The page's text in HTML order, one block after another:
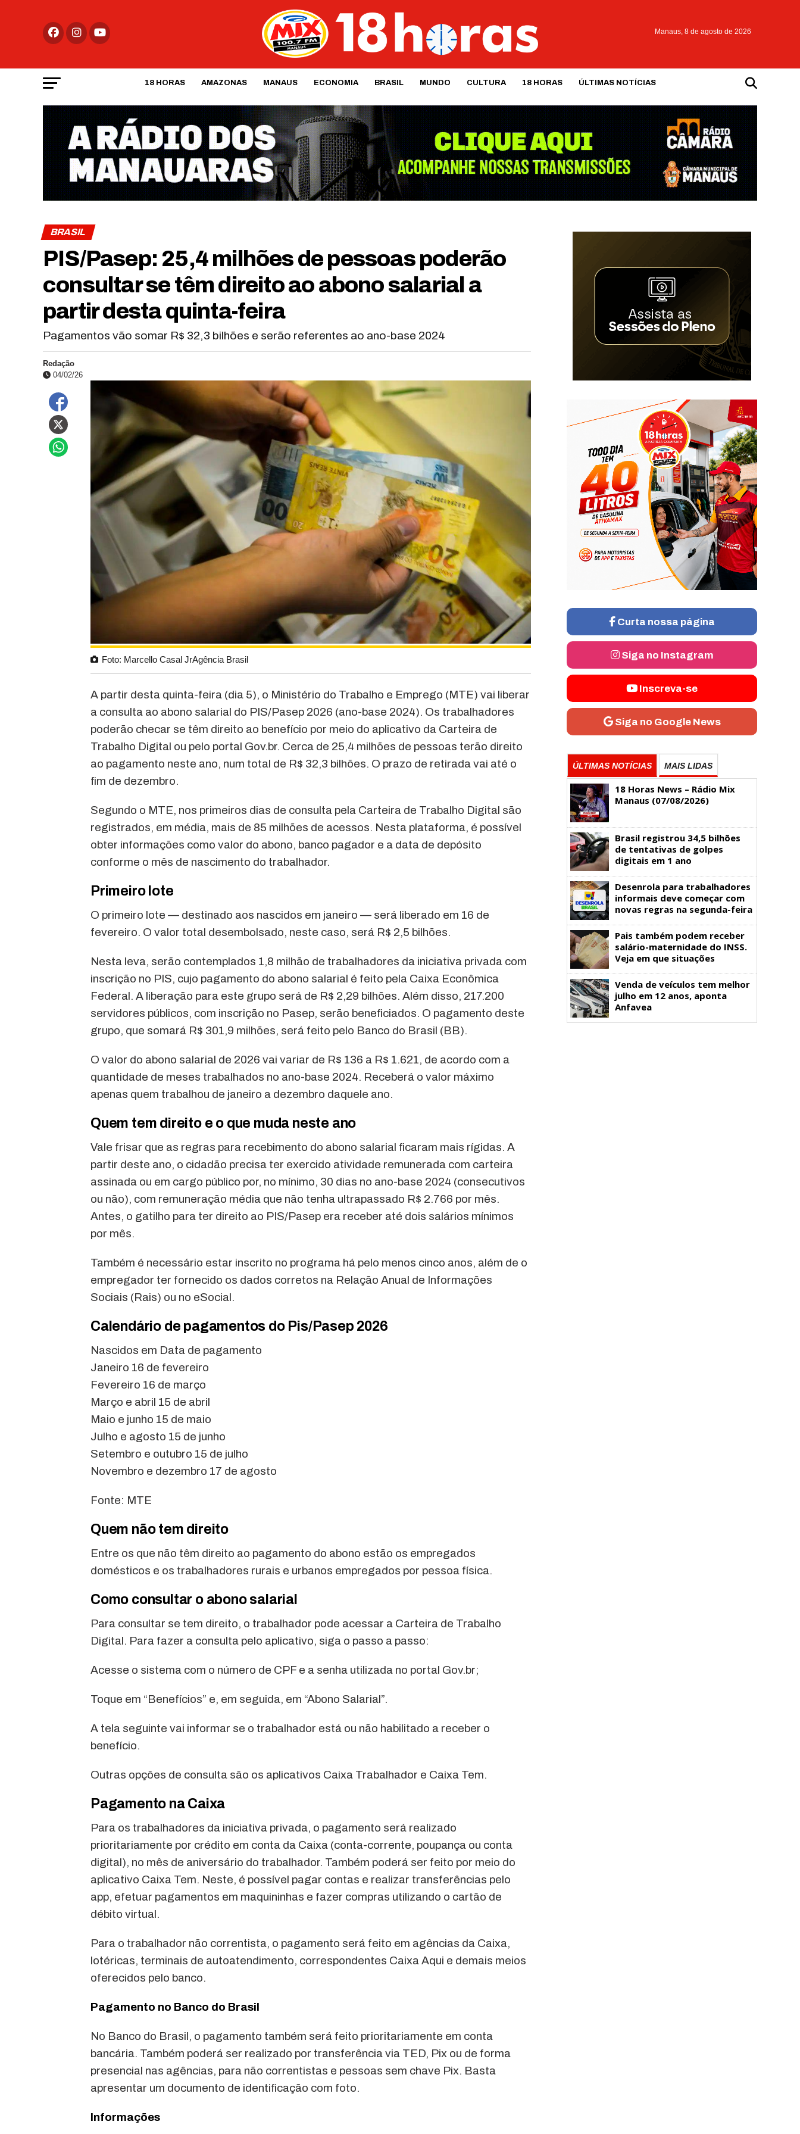
Manaus, 8 de agosto de 2026
18 HORAS AMAZONAS MANAUS ECONOMIA BRASIL MUNDO CULTURA 18 HORAS ÚLTIMAS NOTÍCIAS
BRASIL
PIS/Pasep: 25,4 milhões de pessoas poderão
consultar se têm direito ao abono salarial a
partir desta quinta-feira
Pagamentos vão somar R$ 32,3 bilhões e serão referentes ao ano-base 2024
Redação
04/02/26
Foto: Marcello Casal JrAgência Brasil
A partir desta quinta-feira (dia 5), o Ministério do Trabalho e Emprego (MTE) vai liberar
a consulta ao abono salarial do PIS/Pasep 2026 (ano-base 2024). Os trabalhadores
poderão checar se têm direito ao benefício por meio do aplicativo da Carteira de
Trabalho Digital ou pelo portal Gov.br. Cerca de 25,4 milhões de pessoas terão direito
ao pagamento neste ano, num total de R$ 32,3 bilhões. O prazo de retirada vai até o
fim de dezembro.
Segundo o MTE, nos primeiros dias de consulta pela Carteira de Trabalho Digital são
registrados, em média, mais de 85 milhões de acessos. Nesta plataforma, é possível
obter informações como valor do abono, banco pagador e a data de depósito
conforme o mês de nascimento do trabalhador.
Primeiro lote
O primeiro lote — destinado aos nascidos em janeiro — será liberado em 16 de
fevereiro. O valor total desembolsado, neste caso, será R$ 2,5 bilhões.
Nesta leva, serão contemplados 1,8 milhão de trabalhadores da iniciativa privada com
inscrição no PIS, cujo pagamento do abono salarial é feito pela Caixa Econômica
Federal. A liberação para este grupo será de R$ 2,29 bilhões. Além disso, 217.200
servidores públicos, com inscrição no Pasep, serão beneficiados. O pagamento deste
grupo, que somará R$ 301,9 milhões, será feito pelo Banco do Brasil (BB).
O valor do abono salarial de 2026 vai variar de R$ 136 a R$ 1.621, de acordo com a
quantidade de meses trabalhados no ano-base 2024. Receberá o valor máximo
apenas quem trabalhou de janeiro a dezembro daquele ano.
Quem tem direito e o que muda neste ano
Vale frisar que as regras para recebimento do abono salarial ficaram mais rígidas. A
partir deste ano, o cidadão precisa ter exercido atividade remunerada com carteira
assinada ou em cargo público por, no mínimo, 30 dias no ano-base 2024 (consecutivos
ou não), com remuneração média que não tenha ultrapassado R$ 2.766 por mês.
Antes, o gatilho para ter direito ao PIS/Pasep era receber até dois salários mínimos
por mês.
Também é necessário estar inscrito no programa há pelo menos cinco anos, além de o
empregador ter fornecido os dados corretos na Relação Anual de Informações
Sociais (Rais) ou no eSocial.
Calendário de pagamentos do Pis/Pasep 2026
Nascidos em Data de pagamento
Janeiro 16 de fevereiro
Fevereiro 16 de março
Março e abril 15 de abril
Maio e junho 15 de maio
Julho e agosto 15 de junho
Setembro e outubro 15 de julho
Novembro e dezembro 17 de agosto
Fonte: MTE
Quem não tem direito
Entre os que não têm direito ao pagamento do abono estão os empregados
domésticos e os trabalhadores rurais e urbanos empregados por pessoa física.
Como consultar o abono salarial
Para consultar se tem direito, o trabalhador pode acessar a Carteira de Trabalho
Digital. Para fazer a consulta pelo aplicativo, siga o passo a passo:
Acesse o sistema com o número de CPF e a senha utilizada no portal Gov.br;
Toque em “Benefícios” e, em seguida, em “Abono Salarial”.
A tela seguinte vai informar se o trabalhador está ou não habilitado a receber o
benefício.
Outras opções de consulta são os aplicativos Caixa Trabalhador e Caixa Tem.
Pagamento na Caixa
Para os trabalhadores da iniciativa privada, o pagamento será realizado
prioritariamente por crédito em conta da Caixa (conta-corrente, poupança ou conta
digital), no mês de aniversário do trabalhador. Também poderá ser feito por meio do
aplicativo Caixa Tem. Neste, é possível pagar contas e realizar transferências pelo
app, efetuar pagamentos em maquininhas e fazer compras utilizando o cartão de
débito virtual.
Para o trabalhador não correntista, o pagamento será feito em agências da Caixa,
lotéricas, terminais de autoatendimento, correspondentes Caixa Aqui e demais meios
oferecidos pelo banco.
Pagamento no Banco do Brasil
No Banco do Brasil, o pagamento também será feito prioritariamente em conta
bancária. Também poderá ser realizado por transferência via TED, Pix ou de forma
presencial nas agências, para não correntistas e pessoas sem chave Pix. Basta
apresentar um documento de identificação com foto.
Informações
Curta nossa página
Siga no Instagram
Inscreva-se
Siga no Google News
ÚLTIMAS NOTÍCIAS MAIS LIDAS
18 Horas News​​​​​​​​​​​​ – Rádio Mix
Manaus (07/08/2026)
Brasil registrou 34,5 bilhões
de tentativas de golpes
digitais em 1 ano
Desenrola para trabalhadores
informais deve começar com
novas regras na segunda-feira
Pais também podem receber
salário-maternidade do INSS.
Veja em que situações
Venda de veículos tem melhor
julho em 12 anos, aponta
Anfavea